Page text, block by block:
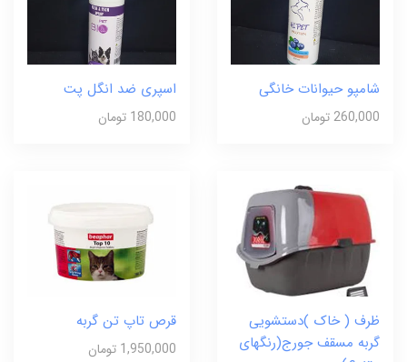
شامپو حیوانات خانگی
260,000 تومان
اسپری ضد انگل پت
180,000 تومان
ظرف ( خاک )دستشویی
گربه مسقف جورج(رنگهای
قرص تاپ تن گربه
1,950,000 تومان